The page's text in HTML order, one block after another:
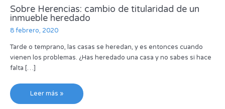
Sobre Herencias: cambio de titularidad de un
inmueble heredado
8 febrero, 2020
Tarde o temprano, las casas se heredan, y es entonces cuando
vienen los problemas. ¿Has heredado una casa y no sabes si hace
falta […]
Leer más »